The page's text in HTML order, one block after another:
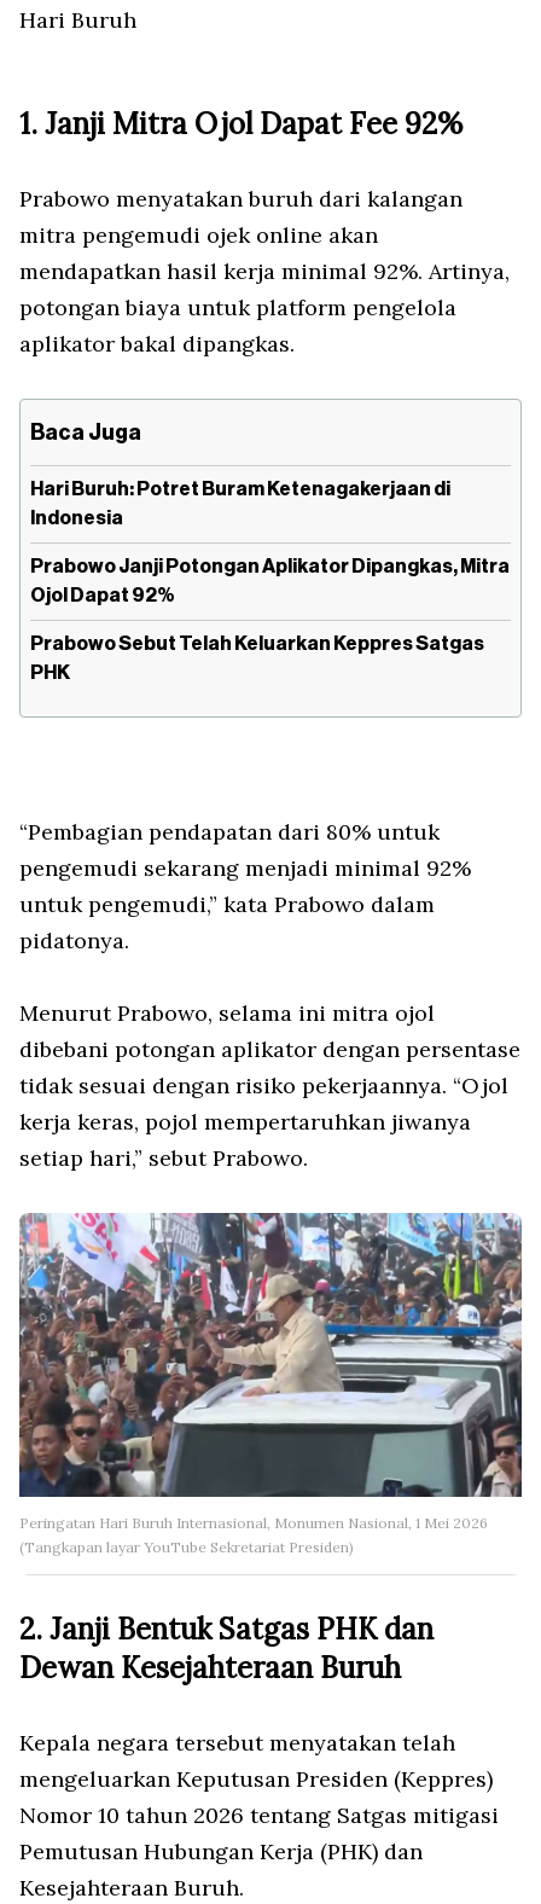
Hari Buruh
1. Janji Mitra Ojol Dapat Fee 92%
Prabowo menyatakan buruh dari kalangan
mitra pengemudi ojek online akan
mendapatkan hasil kerja minimal 92%. Artinya,
potongan biaya untuk platform pengelola
aplikator bakal dipangkas.
Baca Juga
Hari Buruh: Potret Buram Ketenagakerjaan di
Indonesia
Prabowo Janji Potongan Aplikator Dipangkas, Mitra
Ojol Dapat 92%
Prabowo Sebut Telah Keluarkan Keppres Satgas
PHK
“Pembagian pendapatan dari 80% untuk
pengemudi sekarang menjadi minimal 92%
untuk pengemudi,” kata Prabowo dalam
pidatonya.
Menurut Prabowo, selama ini mitra ojol
dibebani potongan aplikator dengan persentase
tidak sesuai dengan risiko pekerjaannya. “Ojol
kerja keras, pojol mempertaruhkan jiwanya
setiap hari,” sebut Prabowo.
Peringatan Hari Buruh Internasional, Monumen Nasional, 1 Mei 2026
(Tangkapan layar YouTube Sekretariat Presiden)
2. Janji Bentuk Satgas PHK dan
Dewan Kesejahteraan Buruh
Kepala negara tersebut menyatakan telah
mengeluarkan Keputusan Presiden (Keppres)
Nomor 10 tahun 2026 tentang Satgas mitigasi
Pemutusan Hubungan Kerja (PHK) dan
Kesejahteraan Buruh.